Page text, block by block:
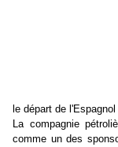
le départ de
La compagnie
comme un des